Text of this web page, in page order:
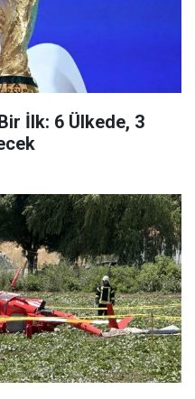
İlk: 6 Ülkede, 3